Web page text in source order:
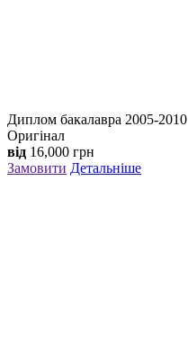
Диплом бакалавра 2005-2010
Оригінал
від 16,000 грн
Замовити Детальніше